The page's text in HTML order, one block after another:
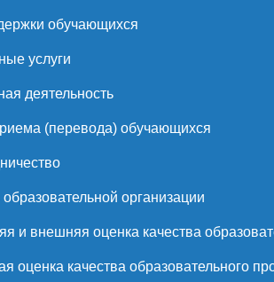
обучающихся
услуги
деятельность
(перевода) обучающихся
организации
и внешняя оценка качества
оценка качества образовательного